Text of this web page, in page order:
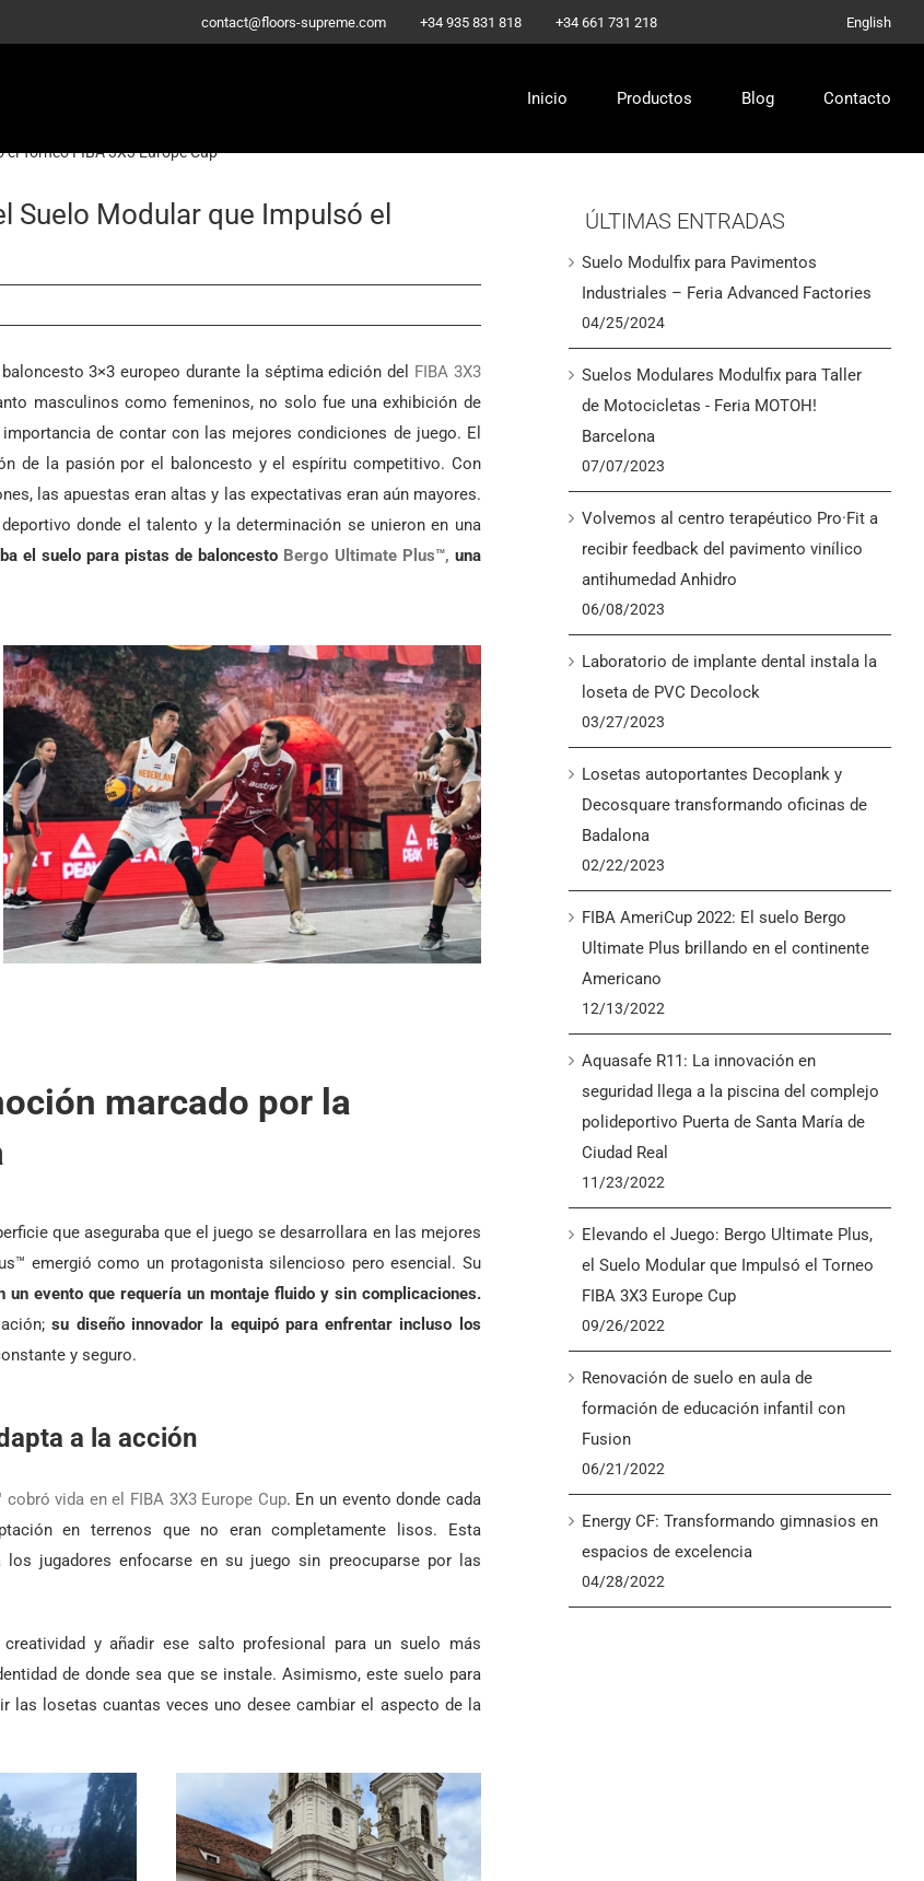
contact@floors-supreme.com +34 935 831 818 +34 661 731 218 English
Inicio Productos Blog Contacto
Torneo FIBA 3X3 Europe Cup
Suelo Modular que Impulsó el
3×3 europeo durante la séptima edición del FIBA 3X3
masculinos como femeninos, no solo fue una exhibición de
de contar con las mejores condiciones de juego. El
de la pasión por el baloncesto y el espíritu competitivo. Con
las apuestas eran altas y las expectativas eran aún mayores.
donde el talento y la determinación se unieron en una
el suelo para pistas de baloncesto Bergo Ultimate Plus™, una
marcado por la
que aseguraba que el juego se desarrollara en las mejores
emergió como un protagonista silencioso pero esencial. Su
evento que requería un montaje fluido y sin complicaciones.
su diseño innovador la equipó para enfrentar incluso los
y seguro.
a la acción
vida en el FIBA 3X3 Europe Cup. En un evento donde cada
en terrenos que no eran completamente lisos. Esta
jugadores enfocarse en su juego sin preocuparse por las
y añadir ese salto profesional para un suelo más
de donde sea que se instale. Asimismo, este suelo para
las losetas cuantas veces uno desee cambiar el aspecto de la
ÚLTIMAS ENTRADAS
Suelo Modulfix para Pavimentos
Industriales – Feria Advanced Factories
04/25/2024
Suelos Modulares Modulfix para Taller
de Motocicletas - Feria MOTOH!
Barcelona
07/07/2023
Volvemos al centro terapéutico Pro·Fit a
recibir feedback del pavimento vinílico
antihumedad Anhidro
06/08/2023
Laboratorio de implante dental instala la
loseta de PVC Decolock
03/27/2023
Losetas autoportantes Decoplank y
Decosquare transformando oficinas de
Badalona
02/22/2023
FIBA AmeriCup 2022: El suelo Bergo
Ultimate Plus brillando en el continente
Americano
12/13/2022
Aquasafe R11: La innovación en
seguridad llega a la piscina del complejo
polideportivo Puerta de Santa María de
Ciudad Real
11/23/2022
Elevando el Juego: Bergo Ultimate Plus,
el Suelo Modular que Impulsó el Torneo
FIBA 3X3 Europe Cup
09/26/2022
Renovación de suelo en aula de
formación de educación infantil con
Fusion
06/21/2022
Energy CF: Transformando gimnasios en
espacios de excelencia
04/28/2022